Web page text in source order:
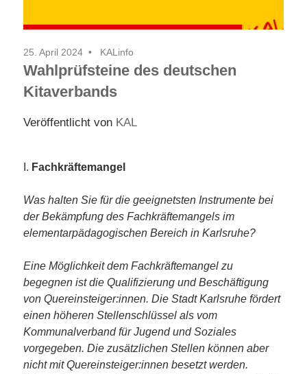
25. April 2024 KALinfo
Wahlprüfsteine des deutschen
Kitaverbands
Veröffentlicht von KAL
I. Fachkräftemangel
Was halten Sie für die geeignetsten Instrumente bei
der Bekämpfung des Fachkräftemangels im
elementarpädagogischen Bereich in Karlsruhe?
Eine Möglichkeit dem Fachkräftemangel zu
begegnen ist die Qualifizierung und Beschäftigung
von Quereinsteiger:innen. Die Stadt Karlsruhe fördert
einen höheren Stellenschlüssel als vom
Kommunalverband für Jugend und Soziales
vorgegeben. Die zusätzlichen Stellen können aber
nicht mit Quereinsteiger:innen besetzt werden.